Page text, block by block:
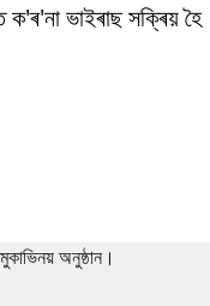
ভাইৰাছ সক্ৰিয় হৈ